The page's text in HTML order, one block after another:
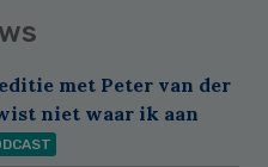
met Peter van der
niet waar ik aan